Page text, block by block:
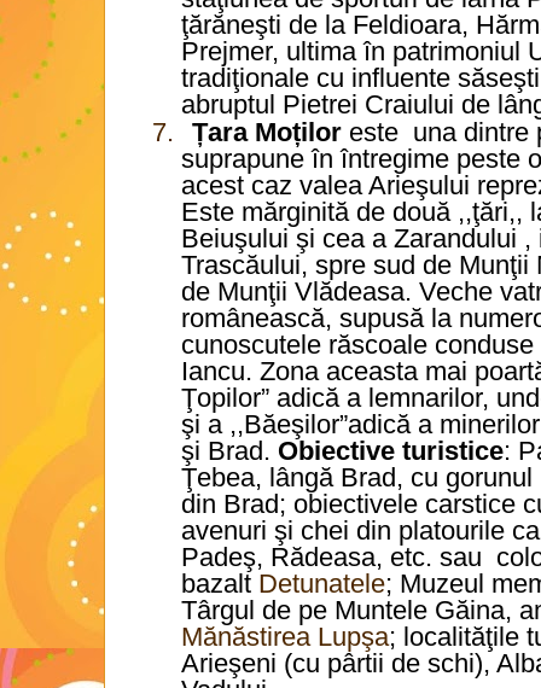
ţărăneşti de la Feldioara,
Prejmer, ultima în patrimoniul
tradiţionale cu influente
abruptul Pietrei Craiului de
7.
Țara Moților este una dintre
suprapune în întregime peste
acest caz valea Arieşului
Este mărginită de două ,,ţări,,
Beiuşului şi cea a Zarandului
Trascăului, spre sud de Munţii
de Munţii Vlădeasa. Veche
românească, supusă la
cunoscutele răscoale
Iancu. Zona aceasta mai
Ţopilor” adică a lemnarilor,
şi a ,,Băeşilor”adică a
şi Brad. Obiective turistice:
Ţebea, lângă Brad, cu
din Brad; obiectivele carstice
avenuri şi chei din platourile
Padeş, Rădeasa, etc. sau
bazalt Detunatele; Muzeul
Târgul de pe Muntele Găina,
Mănăstirea Lupşa; localităţile
Arieşeni (cu pârtii de schi),